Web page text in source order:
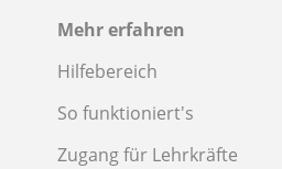
Mehr erfahren
Hilfebereich
So funktioniert's
Zugang für Lehrkräfte